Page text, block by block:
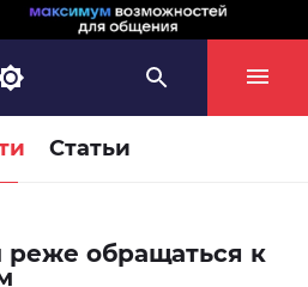
Статьи
реже обращаться к